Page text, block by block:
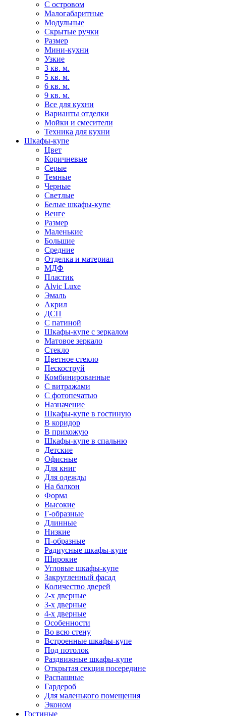
С островом
Малогабаритные
Модульные
Скрытые ручки
Размер
Мини-кухни
Узкие
3 кв. м.
5 кв. м.
6 кв. м.
9 кв. м.
Все для кухни
Варианты отделки
Мойки и смесители
Техника для кухни
Шкафы-купе
Цвет
Коричневые
Серые
Темные
Черные
Светлые
Белые шкафы-купе
Венге
Размер
Маленькие
Большие
Средние
Отделка и материал
МДФ
Пластик
Alvic Luxe
Эмаль
Акрил
ДСП
С патиной
Шкафы-купе с зеркалом
Матовое зеркало
Стекло
Цветное стекло
Пескоструй
Комбинированные
С витражами
С фотопечатью
Назначение
Шкафы-купе в гостиную
В коридор
В прихожую
Шкафы-купе в спальню
Детские
Офисные
Для книг
Для одежды
На балкон
Форма
Высокие
Г-образные
Длинные
Низкие
П-образные
Радиусные шкафы-купе
Широкие
Угловые шкафы-купе
Закругленный фасад
Количество дверей
2-х дверные
3-х дверные
4-х дверные
Особенности
Во всю стену
Встроенные шкафы-купе
Под потолок
Раздвижные шкафы-купе
Открытая секция посередине
Распашные
Гардероб
Для маленького помещения
Эконом
Гостиные